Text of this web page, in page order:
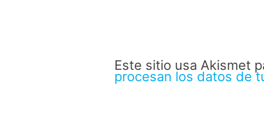
Este sitio usa Akismet
procesan los datos de